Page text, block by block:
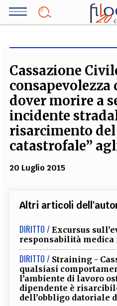
Salta
STORIA E
FOTOGRAFI PARTNER
CODICI RUBRICHE LIBRI
SOCIAL
Cassazione
dover morire a
incidente
risarcimento del
catastrofale”
20 Luglio 2015
Altri articoli
DIRITTO / Excursus
responsabilità
DIRITTO / Straining -
qualsiasi
l’ambiente di lavoro
dipendente è
dell’obbligo datoriale